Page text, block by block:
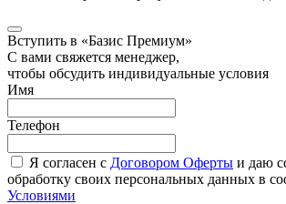
Вступить в «Базис Премиум»
С вами свяжется менеджер,
чтобы обсудить индивидуальные условия
Имя
Телефон
Я согласен с Договором Оферты и даю
обработку своих персональных данных в
Условиями